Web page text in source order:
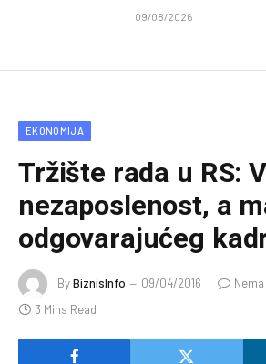
09/08/2026
EKONOMIJA
Tržište rada u RS:
nezaposlenost, a
odgovarajućeg
ByBiznisInfo 09/04/2016
3 Mins Read